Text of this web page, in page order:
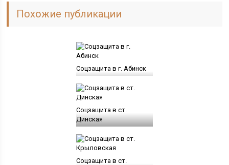
Похожие публикации
Соцзащита в г. Абинск
Соцзащита в ст.
Динская
Соцзащита в ст.